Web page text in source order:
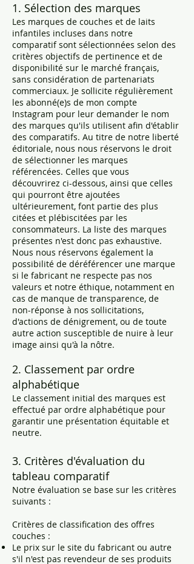
1. Sélection des marques
Les marques de couches et de laits
infantiles incluses dans notre
comparatif sont sélectionnées selon des
critères objectifs de pertinence et de
disponibilité sur le marché français,
sans considération de partenariats
commerciaux. Je sollicite régulièrement
les abonné(e)s de mon compte
Instagram pour leur demander le nom
des marques qu'ils utilisent afin d'établir
des comparatifs. Au titre de notre liberté
éditoriale, nous nous réservons le droit
de sélectionner les marques
référencées. Celles que vous
découvrirez ci-dessous, ainsi que celles
qui pourront être ajoutées
ultérieurement, font partie des plus
citées et plébiscitées par les
consommateurs. La liste des marques
présentes n'est donc pas exhaustive.
Nous nous réservons également la
possibilité de déréférencer une marque
si le fabricant ne respecte pas nos
valeurs et notre éthique, notamment en
cas de manque de transparence, de
non-réponse à nos sollicitations,
d'actions de dénigrement, ou de toute
autre action susceptible de nuire à leur
image ainsi qu'à la nôtre.
2. Classement par ordre
alphabétique
Le classement initial des marques est
effectué par ordre alphabétique pour
garantir une présentation équitable et
neutre.
3. Critères d'évaluation du
tableau comparatif
Notre évaluation se base sur les critères
suivants :
Critères de classification des offres
couches :
Le prix sur le site du fabricant ou autre
s'il n'est pas revendeur de ses produits